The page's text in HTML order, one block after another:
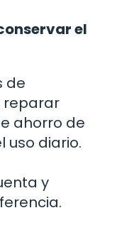
el
de
reparar
ahorro de
uso diario.
y